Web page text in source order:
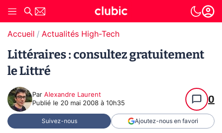
Accueil Actualités High-Tech
Littéraires : consultez gratuitement
le Littré
Par Alexandre Laurent
Publié le 20 mai 2008 à 10h35 0
Suivez-nous Ajoutez-nous en favori